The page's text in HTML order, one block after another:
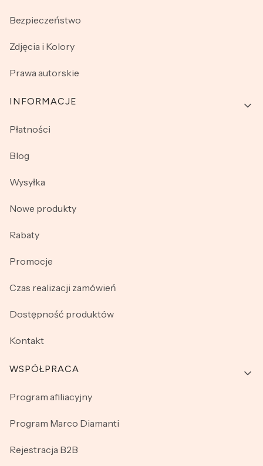
Bezpieczeństwo
Zdjęcia i Kolory
Prawa autorskie
INFORMACJE
Płatności
Blog
Wysyłka
Nowe produkty
Rabaty
Promocje
Czas realizacji zamówień
Dostępność produktów
Kontakt
WSPÓŁPRACA
Program afiliacyjny
Program Marco Diamanti
Rejestracja B2B